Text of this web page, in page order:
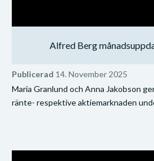
Alfred Berg
Publicerad 14. November 2025
Maria Granlund och Anna Jakobson
ränte- respektive aktiemarknaden